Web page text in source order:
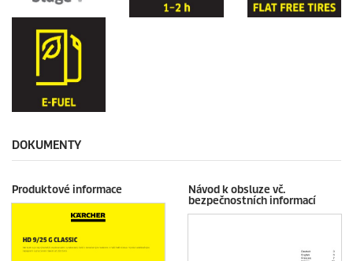
DOKUMENTY
Produktové informace
Návod k obsluze vč.
bezpečnostních informací